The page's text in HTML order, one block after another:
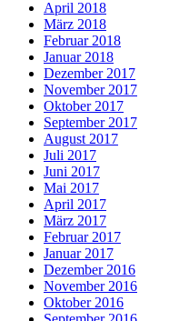
April 2018
März 2018
Februar 2018
Januar 2018
Dezember 2017
November 2017
Oktober 2017
September 2017
August 2017
Juli 2017
Juni 2017
Mai 2017
April 2017
März 2017
Februar 2017
Januar 2017
Dezember 2016
November 2016
Oktober 2016